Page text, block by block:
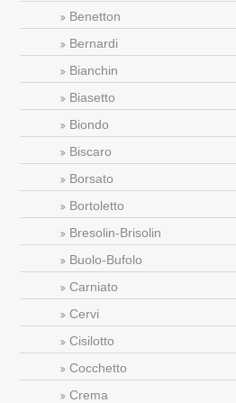
Benetton
Bernardi
Bianchin
Biasetto
Biondo
Biscaro
Borsato
Bortoletto
Bresolin-Brisolin
Buolo-Bufolo
Carniato
Cervi
Cisilotto
Cocchetto
Crema